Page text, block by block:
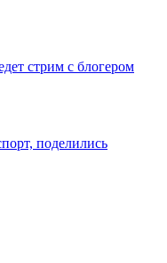
стрим с блогером
поделились